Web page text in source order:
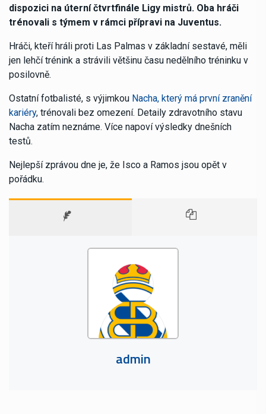
dispozici na úterní čtvrtfinále Ligy mistrů. Oba hráči
trénovali s týmem v rámci přípravi na Juventus.
Hráči, kteří hráli proti Las Palmas v základní sestavé, měli
jen lehčí trénink a strávili většinu času nedělního tréninku v
posilovně.
Ostatní fotbalisté, s výjimkou Nacha, který má první zranění
kariéry, trénovali bez omezení. Detaily zdravotního stavu
Nacha zatím neznáme. Více napoví výsledky dnešních
testů.
Nejlepší zprávou dne je, že Isco a Ramos jsou opět v
pořádku.
admin